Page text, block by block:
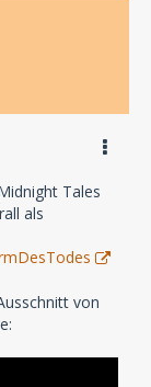
Tales
als
von